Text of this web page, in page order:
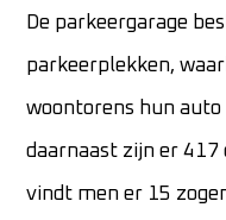
De parkeergarage
parkeerplekken,
woontorens hun
daarnaast zijn er 417
vindt men er 15